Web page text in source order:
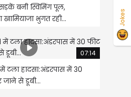
बनी स्विमिंग पूल,
खामियाजा भुगत रही...
07:14
टला हादसा:अंडरपास में 30
जाने से डूबी...
Jokes